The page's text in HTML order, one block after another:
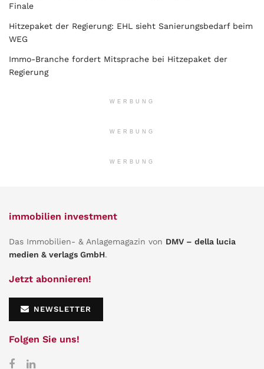
Finale
Hitzepaket der Regierung: EHL sieht Sanierungsbedarf beim
WEG
Immo-Branche fordert Mitsprache bei Hitzepaket der
Regierung
WERBUNG
WERBUNG
WERBUNG
immobilien investment
Das Immobilien- & Anlagemagazin von DMV – della lucia
medien & verlags GmbH.
Jetzt abonnieren!
NEWSLETTER
Folgen Sie uns!